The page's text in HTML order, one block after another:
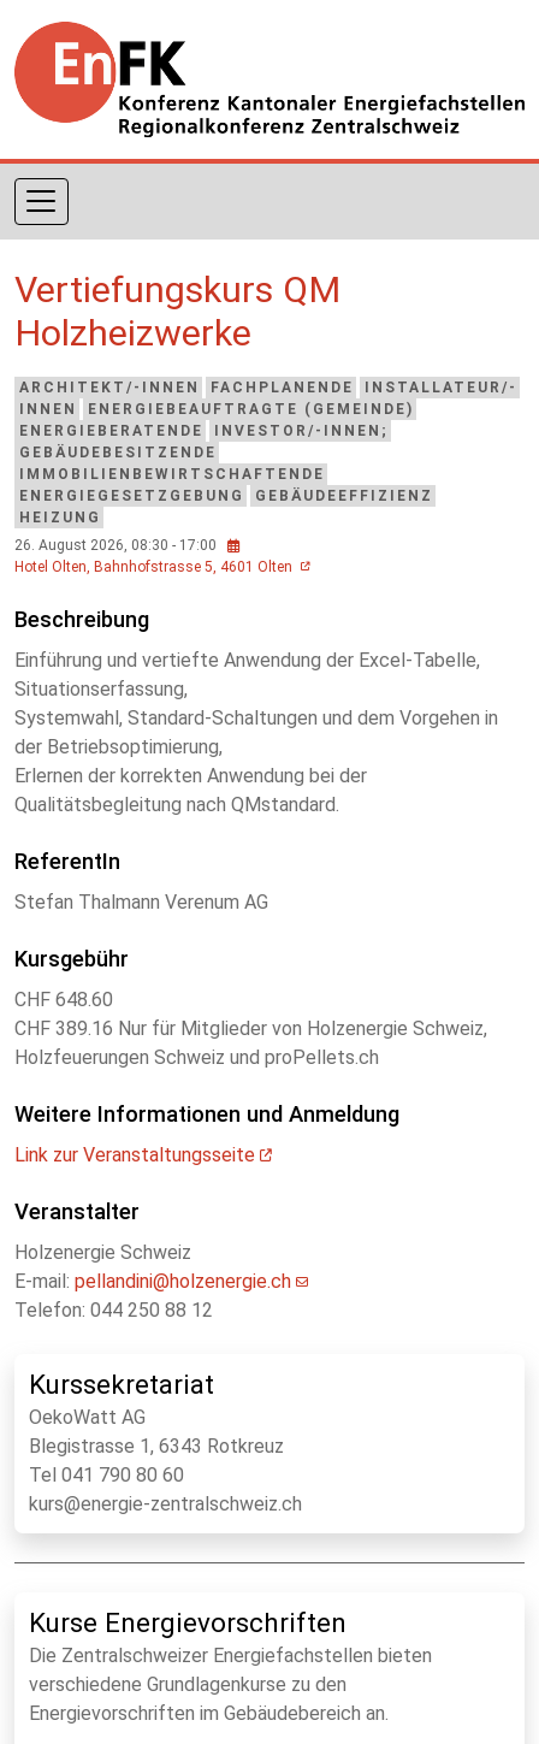
Vertiefungskurs QM
Holzheizwerke
ARCHITEKT/-INNEN FACHPLANENDE
INSTALLATEUR/-
INNEN
ENERGIEBEAUFTRAGTE (GEMEINDE)
ENERGIEBERATENDE
INVESTOR/-INNEN;
GEBÄUDEBESITZENDE
IMMOBILIENBEWIRTSCHAFTENDE
ENERGIEGESETZGEBUNG
GEBÄUDEEFFIZIENZ
HEIZUNG
26. August 2026, 08:30 - 17:00
Add to my calendar
Hotel Olten, Bahnhofstrasse 5, 4601 Olten
Beschreibung
Einführung und vertiefte Anwendung der Excel-Tabelle,
Situationserfassung,
Systemwahl, Standard-Schaltungen und dem Vorgehen in
der Betriebsoptimierung,
Erlernen der korrekten Anwendung bei der
Qualitätsbegleitung nach QMstandard.
ReferentIn
Stefan Thalmann Verenum AG
Kursgebühr
CHF 648.60
CHF 389.16 Nur für Mitglieder von Holzenergie Schweiz,
Holzfeuerungen Schweiz und proPellets.ch
Weitere Informationen und Anmeldung
Link zur Veranstaltungsseite
Veranstalter
Holzenergie Schweiz
E-mail: pellandini@holzenergie.ch
Telefon: 044 250 88 12
Kurssekretariat
OekoWatt AG
Blegistrasse 1, 6343 Rotkreuz
Tel 041 790 80 60
kurs@energie-zentralschweiz.ch
Kurse Energievorschriften
Die Zentralschweizer Energiefachstellen bieten
verschiedene Grundlagenkurse zu den
Energievorschriften im Gebäudebereich an.